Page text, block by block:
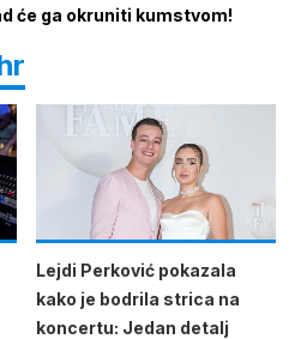
će ga okruniti kumstvom!
Lejdi Perković pokazala
kako je bodrila strica na
koncertu: Jedan detalj